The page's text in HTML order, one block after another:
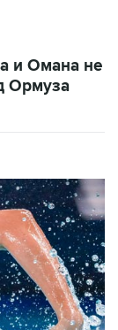
и Омана не
Ормуза